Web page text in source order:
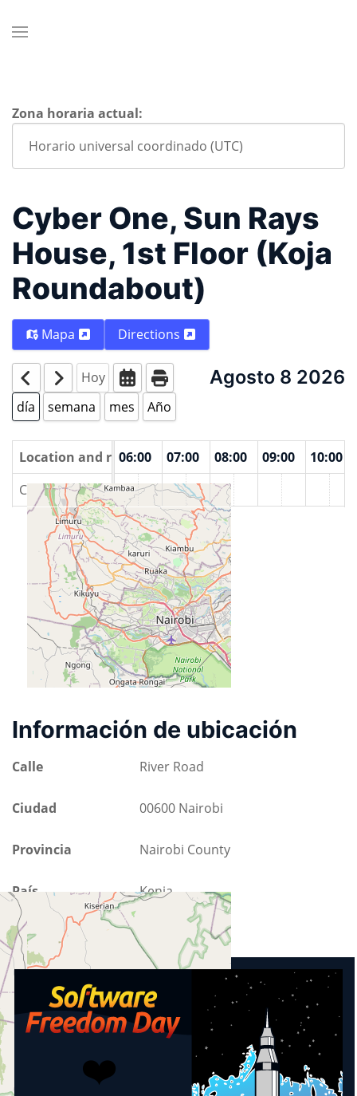
Zona horaria actual:
Cyber One, Sun Rays
House, 1st Floor (Koja
Roundabout)
Mapa Directions
Hoy Agosto 8 2026
día semana mes Año
Location and rooms
04:00 05:00 06:00 07:00 08:00 09:00
10:00
Cyber One, Sun Rays House, 1st Floor (Koja
Información de ubicación
Calle River Road
Ciudad 00600 Nairobi
Provincia Nairobi County
País Kenia
Eventos próximos